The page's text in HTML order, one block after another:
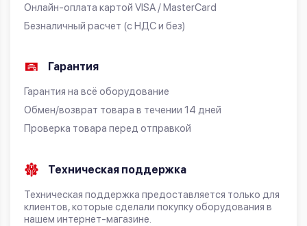
Онлайн-оплата картой VISA / MasterCard
Безналичный расчет (с НДС и без)
Гарантия
Гарантия на всё оборудование
Обмен/возврат товара в течении 14 дней
Проверка товара перед отправкой
Техническая поддержка
Техническая поддержка предоставляется только для
клиентов, которые сделали покупку оборудования в
нашем интернет-магазине.